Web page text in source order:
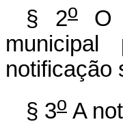
§ 2o
O
notificação
§ 3o A